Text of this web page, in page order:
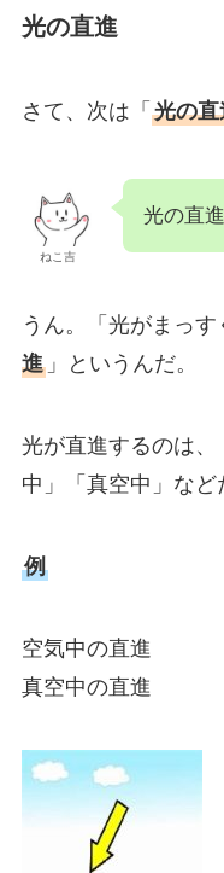
光の直進
さて、次は「 光の直
ねこ吉
光の直
うん。「光がまっす
進」というんだ。
光が直進するのは
中」「真空中」など
例
空気中の
真空中の直進